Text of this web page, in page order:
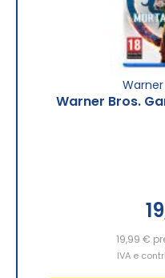
Warner Bros.
19,99 €
IVA e